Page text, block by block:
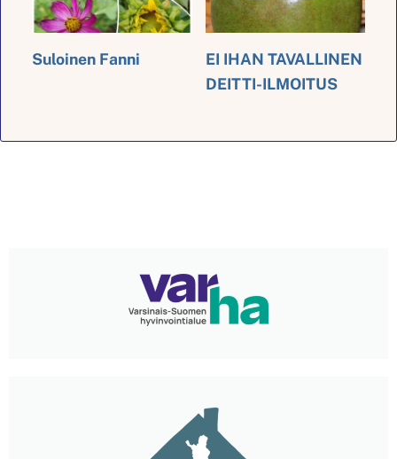
Suloinen Fanni
EI IHAN TAVALLINEN
DEITTI-ILMOITUS